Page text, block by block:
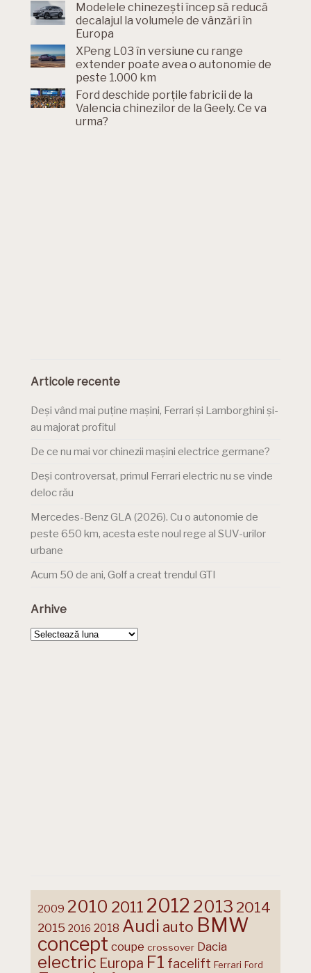
Modelele chinezești încep să reducă
decalajul la volumele de vânzări în
Europa
XPeng L03 în versiune cu range
extender poate avea o autonomie de
peste 1.000 km
Ford deschide porțile fabricii de la
Valencia chinezilor de la Geely. Ce va
urma?
Articole recente
Deși vând mai puține mașini, Ferrari și Lamborghini și-
au majorat profitul
De ce nu mai vor chinezii mașini electrice germane?
Deși controversat, primul Ferrari electric nu se vinde
deloc rău
Mercedes-Benz GLA (2026). Cu o autonomie de
peste 650 km, acesta este noul rege al SUV-urilor
urbane
Acum 50 de ani, Golf a creat trendul GTI
Arhive
Arhive
2009 2010 2011 2012 2013 2014
2015 2016 2018 Audi auto BMW
concept coupe crossover Dacia
electric Europa F1 facelift Ferrari Ford